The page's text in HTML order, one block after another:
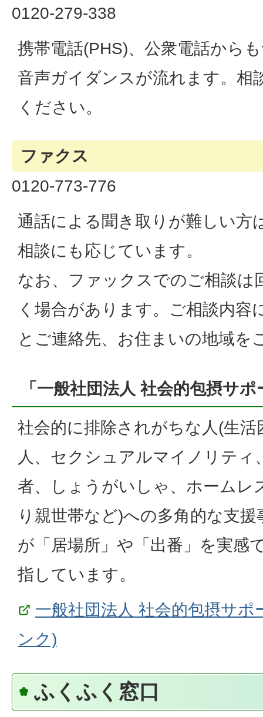
0120-279-338
携帯電話(PHS)、公衆電話から
音声ガイダンスが流れます。相
ください。
ファクス
0120-773-776
通話による聞き取りが難しい方
相談にも応じています。
なお、ファックスでのご相談は
く場合があります。ご相談内容
とご連絡先、お住まいの地域を
「一般社団法人 社会的包摂サ
社会的に排除されがちな人(生活
人、セクシュアルマイノリティ
者、しょうがいしゃ、ホームレ
り親世帯など)への多角的な支
が「居場所」や「出番」を実感
指しています。
一般社団法人 社会的包摂サ
ンク)
ふくふく窓口